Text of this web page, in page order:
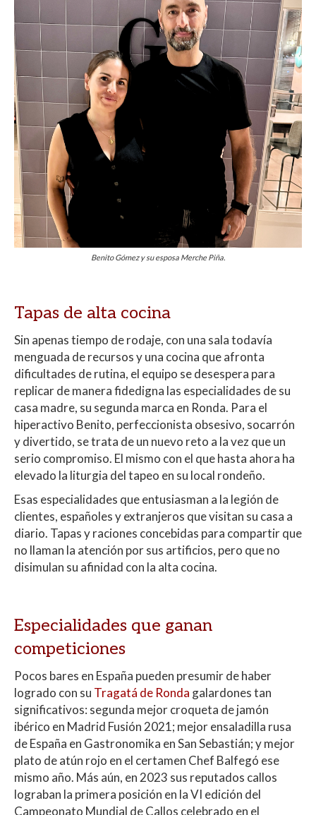
Benito Gómez y su esposa Merche Piña.
Tapas de alta cocina
Sin apenas tiempo de rodaje, con una sala todavía
menguada de recursos y una cocina que afronta
dificultades de rutina, el equipo se desespera para
replicar de manera fidedigna las especialidades de su
casa madre, su segunda marca en Ronda. Para el
hiperactivo Benito, perfeccionista obsesivo, socarrón
y divertido, se trata de un nuevo reto a la vez que un
serio compromiso. El mismo con el que hasta ahora ha
elevado la liturgia del tapeo en su local rondeño.
Esas especialidades que entusiasman a la legión de
clientes, españoles y extranjeros que visitan su casa a
diario. Tapas y raciones concebidas para compartir que
no llaman la atención por sus artificios, pero que no
disimulan su afinidad con la alta cocina.
Especialidades que ganan
competiciones
Pocos bares en España pueden presumir de haber
logrado con su Tragatá de Ronda galardones tan
significativos: segunda mejor croqueta de jamón
ibérico en Madrid Fusión 2021; mejor ensaladilla rusa
de España en Gastronomika en San Sebastián; y mejor
plato de atún rojo en el certamen Chef Balfegó ese
mismo año. Más aún, en 2023 sus reputados callos
lograban la primera posición en la VI edición del
Campeonato Mundial de Callos celebrado en el